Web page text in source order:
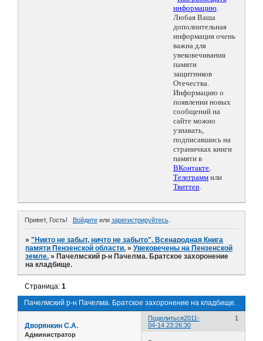
информацию.
Любая Ваша
дополнительная
информация очень
важна для
увековечивания
памяти
защитников
Отечества.
Информацию о
появлении новых
сообщений на
сайте можно
узнавать,
подписавшись на
страничках книги
памяти в
ВКонтакте,
Телеграмм или
Твиттер.
Привет, Гость! Войдитеили зарегистрируйтесь.
»"Никто не забыт, ничто не забыто". Всенародная Книга
памяти Пензенской области. »Увековечены на Пензенской
земле. » Пачелмский р-н Пачелма. Братское захоронение
на кладбище.
Пачелмский р-н Пачелма. Братское захоронение на кладбище.
Страница:1
Поделиться 1
2011-
04-14 23:26:30
Дворянкин С.А.
Администратор